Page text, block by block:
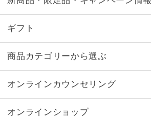
ギフト
商品カテゴリーから選ぶ
オンラインカウンセリング
オンラインショップ